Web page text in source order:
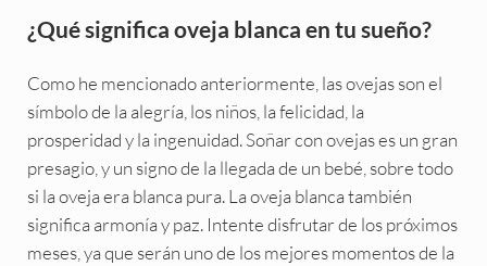
¿Qué significa oveja blanca en tu sueño?
Como he mencionado anteriormente, las ovejas son el
símbolo de la alegría, los niños, la felicidad, la
prosperidad y la ingenuidad. Soñar con ovejas es un gran
presagio, y un signo de la llegada de un bebé, sobre todo
si la oveja era blanca pura. La oveja blanca también
significa armonía y paz. Intente disfrutar de los próximos
meses, ya que serán uno de los mejores momentos de la